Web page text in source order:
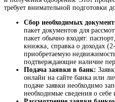
требует внимательной подготовки
Сбор необходимых
пакет документов для
пакет обычно входят:
книжка‚ справка о доходах
приобретаемую
подтверждающие наличие
Подача заявки в банк:
онлайн на сайте банка или
подаче заявки необходимо
необходимые сведения о